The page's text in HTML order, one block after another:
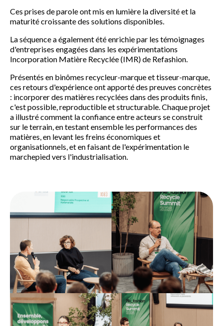
Ces prises de parole ont mis en lumière la diversité et la
maturité croissante des solutions disponibles.
La séquence a également été enrichie par les témoignages
d'entreprises engagées dans les expérimentations
Incorporation Matière Recyclée (IMR) de Refashion.
Présentés en binômes recycleur-marque et tisseur-marque,
ces retours d'expérience ont apporté des preuves concrètes
: incorporer des matières recyclées dans des produits finis,
c'est possible, reproductible et structurable. Chaque projet
a illustré comment la confiance entre acteurs se construit
sur le terrain, en testant ensemble les performances des
matières, en levant les freins économiques et
organisationnels, et en faisant de l'expérimentation le
marchepied vers l'industrialisation.